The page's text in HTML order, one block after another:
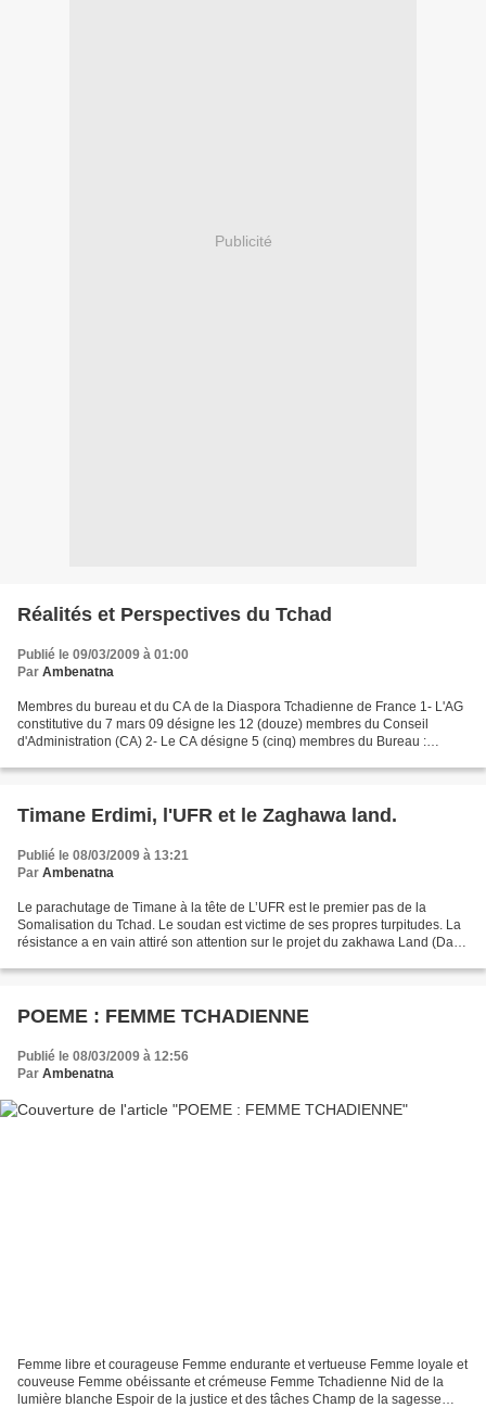
Publicité
Réalités et Perspectives du Tchad
Publié le 09/03/2009 à 01:00
Par Ambenatna
Membres du bureau et du CA de la Diaspora Tchadienne de France 1- L'AG
constitutive du 7 mars 09 désigne les 12 (douze) membres du Conseil
d'Administration (CA) 2- Le CA désigne 5 (cinq) membres du Bureau :
Timane Erdimi, l'UFR et le Zaghawa land.
Publié le 08/03/2009 à 13:21
Par Ambenatna
Le parachutage de Timane à la tête de L’UFR est le premier pas de la
Somalisation du Tchad. Le soudan est victime de ses propres turpitudes. La
résistance a en vain attiré son attention sur le projet du zakhawa Land (Dar
POEME : FEMME TCHADIENNE
Publié le 08/03/2009 à 12:56
Par Ambenatna
Femme libre et courageuse Femme endurante et vertueuse Femme loyale et
couveuse Femme obéissante et crémeuse Femme Tchadienne Nid de la
lumière blanche Espoir de la justice et des tâches Champ de la sagesse